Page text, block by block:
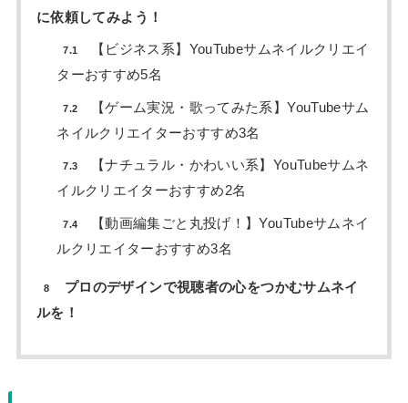
に依頼してみよう！
7.1
【ビジネス系】YouTubeサムネイルクリエイ
ターおすすめ5名
7.2
【ゲーム実況・歌ってみた系】YouTubeサム
ネイルクリエイターおすすめ3名
7.3
【ナチュラル・かわいい系】YouTubeサムネ
イルクリエイターおすすめ2名
7.4
【動画編集ごと丸投げ！】YouTubeサムネイ
ルクリエイターおすすめ3名
8
プロのデザインで視聴者の心をつかむサムネイ
ルを！